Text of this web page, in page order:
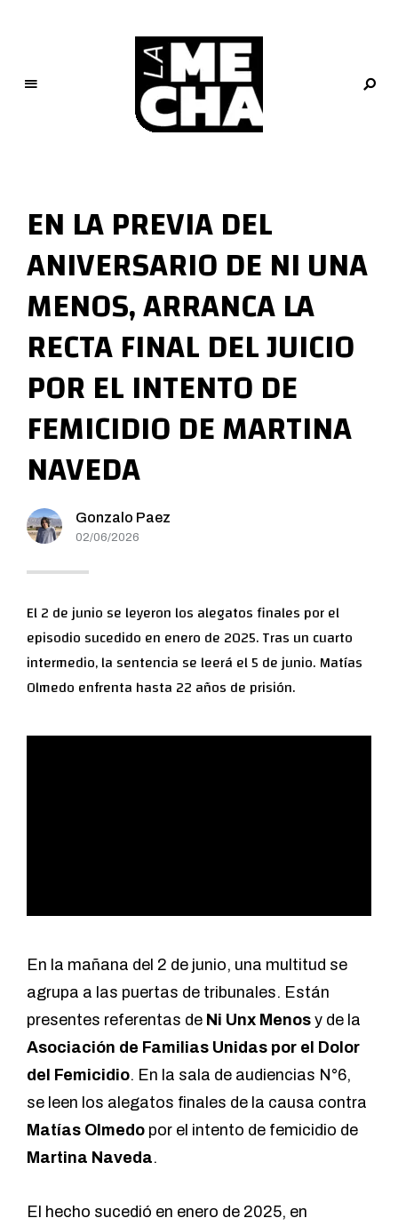
M
e
c
h
a
PERIODISMO DIGITAL
EN LA PREVIA DEL
ANIVERSARIO DE NI UNA
MENOS, ARRANCA LA
RECTA FINAL DEL JUICIO
POR EL INTENTO DE
FEMICIDIO DE MARTINA
NAVEDA
Gonzalo Paez
02/06/2026
El 2 de junio se leyeron los alegatos finales por el
episodio sucedido en enero de 2025. Tras un cuarto
intermedio, la sentencia se leerá el 5 de junio. Matías
Olmedo enfrenta hasta 22 años de prisión.
En la mañana del 2 de junio, una multitud se
agrupa a las puertas de tribunales. Están
presentes referentas de Ni Unx Menos y de la
Asociación de Familias Unidas por el Dolor
del Femicidio. En la sala de audiencias N°6,
se leen los alegatos finales de la causa contra
Matías Olmedo por el intento de femicidio de
Martina Naveda.
El hecho sucedió en enero de 2025, en